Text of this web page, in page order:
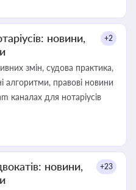
новини,
+2
змін, судова практика,
алгоритми, правові новини
каналах для нотаріусів
новини,
+23